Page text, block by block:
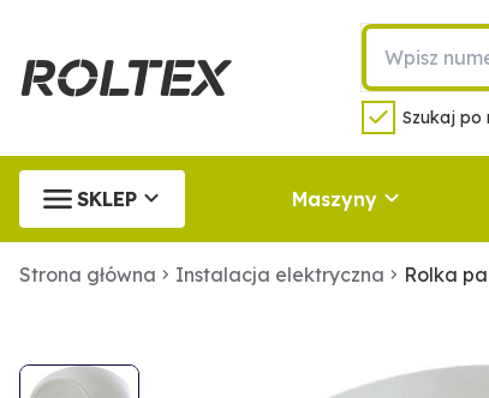
Szukaj po
SKLEP Maszyny
Strona główna Instalacja elektryczna Rolka